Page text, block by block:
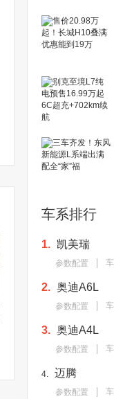
程+纯电SUV 配后轮转向
车系排行
1. 凯美瑞
参数配置
2. 奥迪A6L
参数配置
3. 奥迪A4L
参数配置
4. 迈腾
参数配置